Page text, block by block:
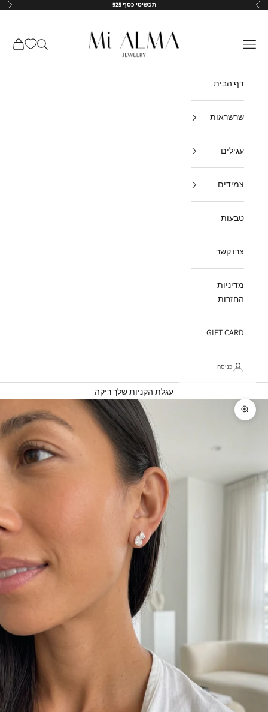
דילוג לתוכן
הקודם תכשיטי כסף 925 הבא
Mi-Alma-il
תפריט חיפוש עגלת
דף הבית
שרשראות
עגילים
צמידים
טבעות
צרו קשר
מדיניות
החזרות
GIFT CARD
כניסה
עגלת הקניות שלך ריקה
תקריב